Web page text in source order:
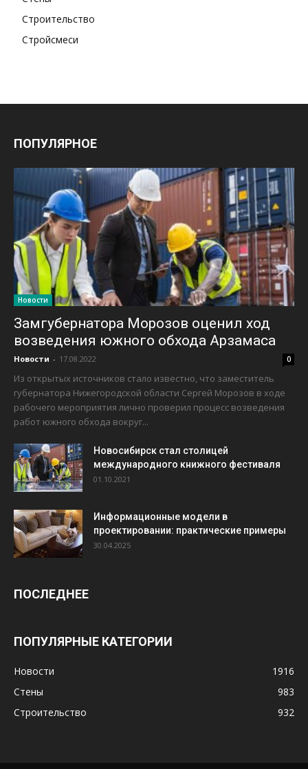
Строительство
Стройсмеси
ПОПУЛЯРНОЕ
Новости
Замгубернатора Морозов оценил ход
возведения южного обхода Арзамаса
Новости - 17.08.2022 0
Из открытых источников стало известно, что заместитель
губернатора Нижегородской области Сергей Морозов в ходе
рабочего мероприятия лично проверил процесс возведения
работ южного обхода вокруг...
Новосибирск стал столицей
международного книжного фестиваля
01.10.2021
Информационные модели в
проектировании: практические примеры
30.04.2025
ПОСЛЕДНЕЕ
ПОПУЛЯРНЫЕ КАТЕГОРИИ
Новости
1916
Стены
983
Строительство
932